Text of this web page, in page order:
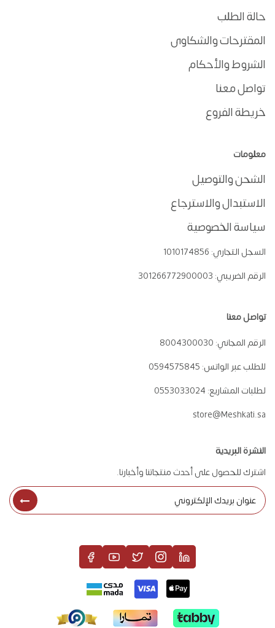
حالة الطلب
المقترحات والشكاوى
الشروط والأحكام
تواصل معنا
خريطة الفروع
معلومات
الشحن والتوصيل
الاستبدال والاسترجاع
سياسة الخصوصية
السجل التجاري: 1010174856
الرقم الضريبي: 301266772900003
تواصل معنا
الرقم المجاني: 8004300030
للطلب عبر الواتس: 0594575845
لطلبات المشاريع: 0553033024
store@Meshkati.sa
النشرة البريدية
اشترك للحصول على أحدث منتجاتنا وأخبارنا.